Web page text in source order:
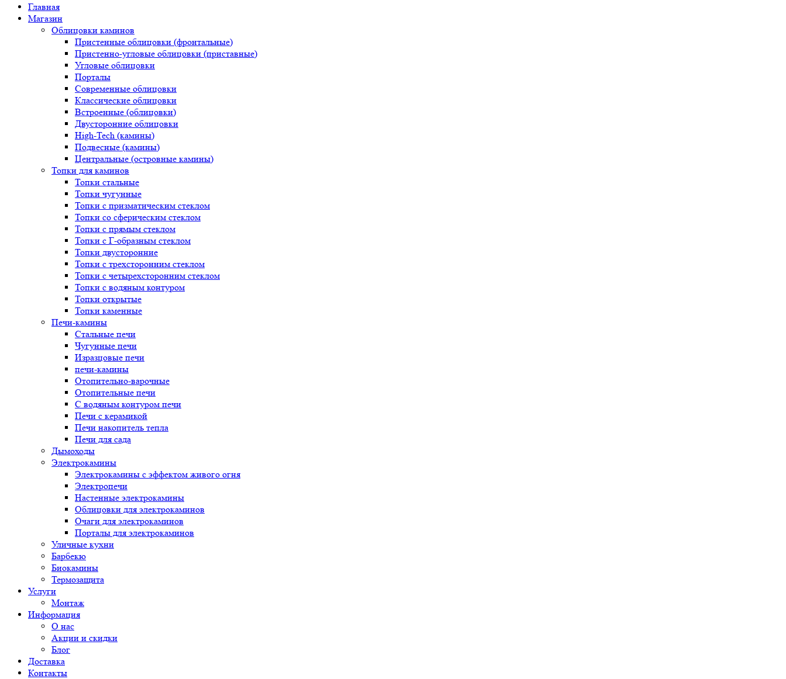
Главная
Магазин
Облицовки каминов
Пристенные облицовки (фронтальные)
Пристенно-угловые облицовки (приставные)
Угловые облицовки
Порталы
Современные облицовки
Классические облицовки
Встроенные (облицовки)
Двусторонние облицовки
High-Tech (камины)
Подвесные (камины)
Центральные (островные камины)
Топки для каминов
Топки стальные
Топки чугунные
Топки с призматическим стеклом
Топки со сферическим стеклом
Топки с прямым стеклом
Топки с Г-образным стеклом
Топки двусторонние
Топки с трехсторонним стеклом
Топки с четырехсторонним стеклом
Топки с водяным контуром
Топки открытые
Топки каменные
Печи-камины
Стальные печи
Чугунные печи
Изразцовые печи
печи-камины
Отопительно-варочные
Отопительные печи
С водяным контуром печи
Печи с керамикой
Печи накопитель тепла
Печи для сада
Дымоходы
Электрокамины
Электрокамины с эффектом живого огня
Электропечи
Настенные электрокамины
Облицовки для электрокаминов
Очаги для электрокаминов
Порталы для электрокаминов
Уличные кухни
Барбекю
Биокамины
Термозащита
Услуги
Монтаж
Информация
О нас
Акции и скидки
Блог
Доставка
Контакты